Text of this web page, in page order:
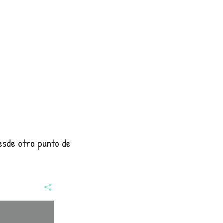
otro punto de